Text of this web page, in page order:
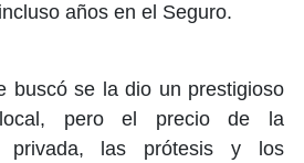
años en el Seguro.
buscó se la dio un prestigioso
local, pero el precio de la
privada, las prótesis y los